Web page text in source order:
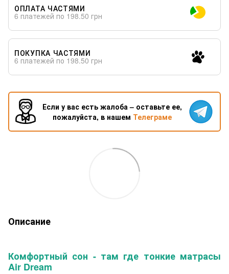
ОПЛАТА ЧАСТЯМИ
6 платежей по 198.50 грн
ПОКУПКА ЧАСТЯМИ
6 платежей по 198.50 грн
Если у вас есть жалоба – оставьте ее,
пожалуйста, в нашем Телеграме
Описание
Комфортный сон - там где тонкие матрасы
Air Dream